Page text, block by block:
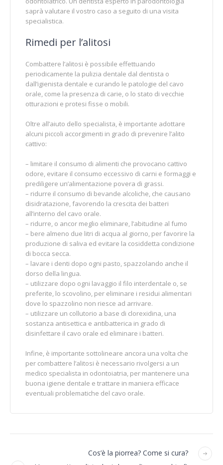
saprà valutare il vostro caso a seguito di una visita
specialistica.
Rimedi per l’alitosi
Combattere l’alitosi è possibile effettuando
periodicamente la pulizia dentale dal dentista o
dall’igienista dentale e curando le patologie del cavo
orale, come la presenza di carie, o lo stato di vecchie
otturazioni e protesi fisse o mobili.
Oltre all’aiuto dello specialista, è importante adottare
alcuni piccoli accorgimenti in grado di prevenire l’alito
cattivo:
– limitare il consumo di alimenti che provocano cattivo
odore, evitare il consumo eccessivo di carni e formaggi e
prediligere un’alimentazione povera di grassi.
– ridurre il consumo di bevande alcoliche, che causano
disidratazione, favorendo la crescita dei batteri
all’interno del cavo orale.
– ridurre, o ancor meglio eliminare, l’abitudine al fumo
– bere almeno due litri di acqua al giorno, per favorire la
produzione di saliva ed evitare la cosiddetta condizione
di bocca secca.
– lavare i denti dopo ogni pasto, spazzolando anche il
dorso della lingua.
– utilizzare dopo ogni lavaggio il filo interdentale o, se
preferite, lo scovolino, per eliminare i residui alimentari
dove lo spazzolino non riesce ad arrivare.
– utilizzare un collutorio a base di clorexidina, una
sostanza antisettica e antibatterica in grado di
disinfettare il cavo orale ed eliminare i batteri.
Infine, è importante sottolineare ancora una volta che
per combattere l’alitosi è necessario rivolgersi a un
medico specialista in odontoiatria, per mantenere una
buona igiene dentale e trattare in maniera efficace
eventuali problematiche del cavo orale.
Cos’è la piorrea? Come si cura?